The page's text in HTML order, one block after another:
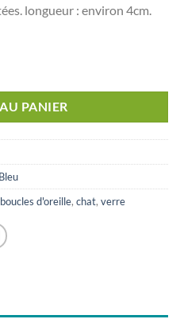
longueur : environ 4cm.
PANIER
Bleu
boucles d'oreille, chat, verre